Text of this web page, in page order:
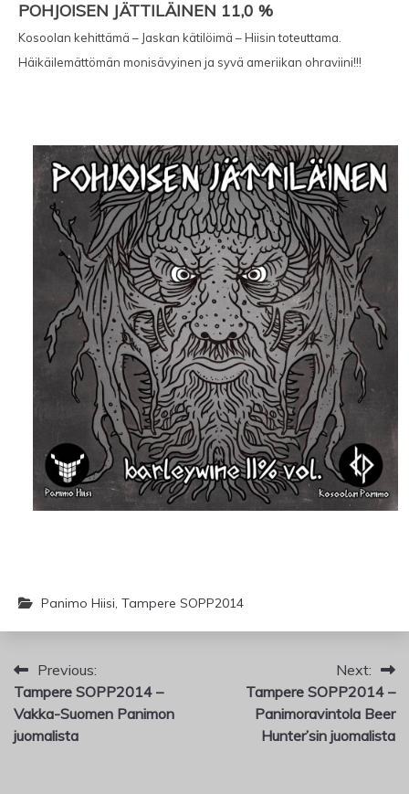
POHJOISEN JÄTTILÄINEN 11,0 %
Kosoolan kehittämä – Jaskan kätilöimä – Hiisin toteuttama.
Häikäilemättömän monisävyinen ja syvä ameriikan ohraviini!!!
Panimo Hiisi, Tampere SOPP2014
Artikkelien
selaus
Previous:
Tampere SOPP2014 –
Vakka-Suomen Panimon
juomalista
Next:
Tampere SOPP2014 –
Panimoravintola Beer
Hunter’sin juomalista